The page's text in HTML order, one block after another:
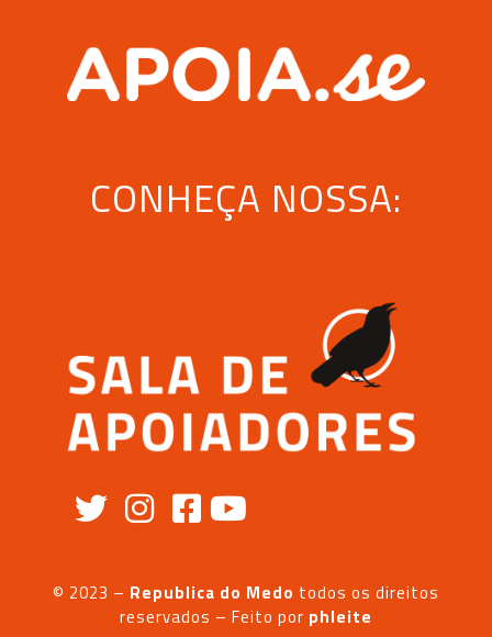
CONHEÇA NOSSA:
© 2023 – Republica do Medo todos os direitos
reservados – Feito por phleite